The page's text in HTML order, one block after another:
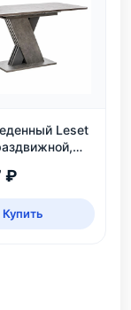
Leset
₽
Купить